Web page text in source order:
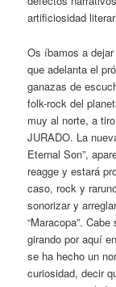
artificiosidad
Os íbamos a
que adelanta el
ganazas de
folk-rock del
muy al norte, a
JURADO. La
Eternal Son”,
reagge y estará
caso, rock y
sonorizar y
“Maracopa”.
girando por aquí
se ha hecho un
curiosidad, decir